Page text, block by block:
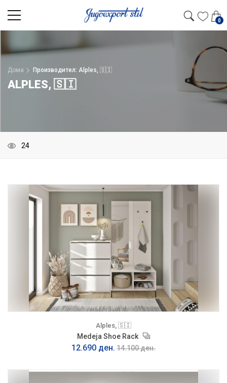
0
Дома Производител: Alples, 🇸🇮
ALPLES, 🇸🇮
Alples, 🇸🇮
Medeja Shoe Rack
12.690 ден. 14.100 ден.